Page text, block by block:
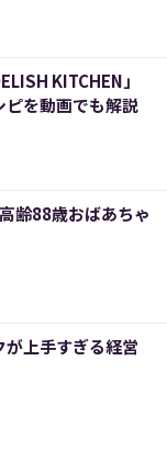
KITCHEN」
を動画でも解説
齢88歳おばあちゃ
上手すぎる経営